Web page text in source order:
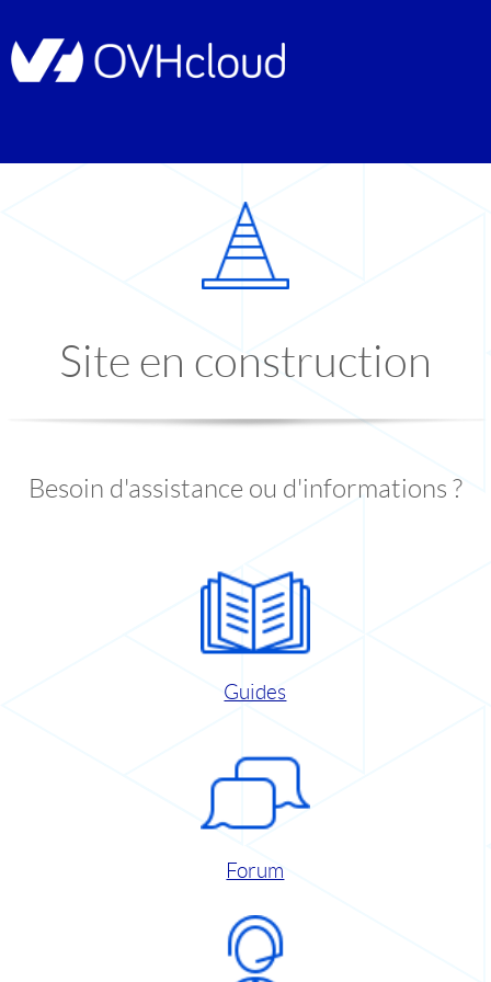
Site en construction
Besoin d'assistance ou d'informations ?
Guides
Forum